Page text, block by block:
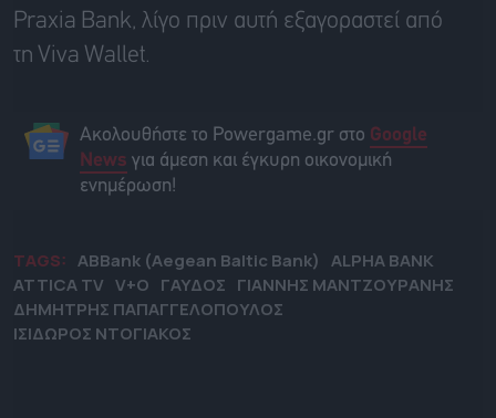
Praxia Bank, λίγο πριν αυτή εξαγοραστεί από
τη Viva Wallet.
Ακολουθήστε το Powergame.gr στο Google
News για άμεση και έγκυρη οικονομική
ενημέρωση!
TAGS: ABBank (Aegean Baltic Bank) ALPHA BANK
ATTICA TV V+O ΓΑΥΔΟΣ ΓΙΑΝΝΗΣ ΜΑΝΤΖΟΥΡΑΝΗΣ
ΔΗΜΗΤΡΗΣ ΠΑΠΑΓΓΕΛΟΠΟΥΛΟΣ
ΙΣΙΔΩΡΟΣ ΝΤΟΓΙΑΚΟΣ